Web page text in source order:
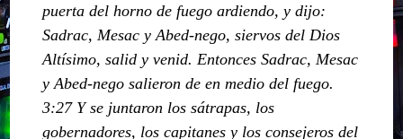
puerta del horno de fuego ardiendo, y dijo:
Sadrac, Mesac y Abed-nego, siervos del Dios
Altísimo, salid y venid. Entonces Sadrac, Mesac
y Abed-nego salieron de en medio del fuego.
3:27 Y se juntaron los sátrapas, los
gobernadores, los capitanes y los consejeros del